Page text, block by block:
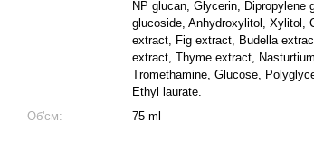
NP glucan, Glycerin, Dipropylene
glucoside, Anhydroxylitol, Xylitol,
extract, Fig extract, Budella
extract, Thyme extract,
Tromethamine, Glucose,
Ethyl laurate.
Об'єм:
75 ml